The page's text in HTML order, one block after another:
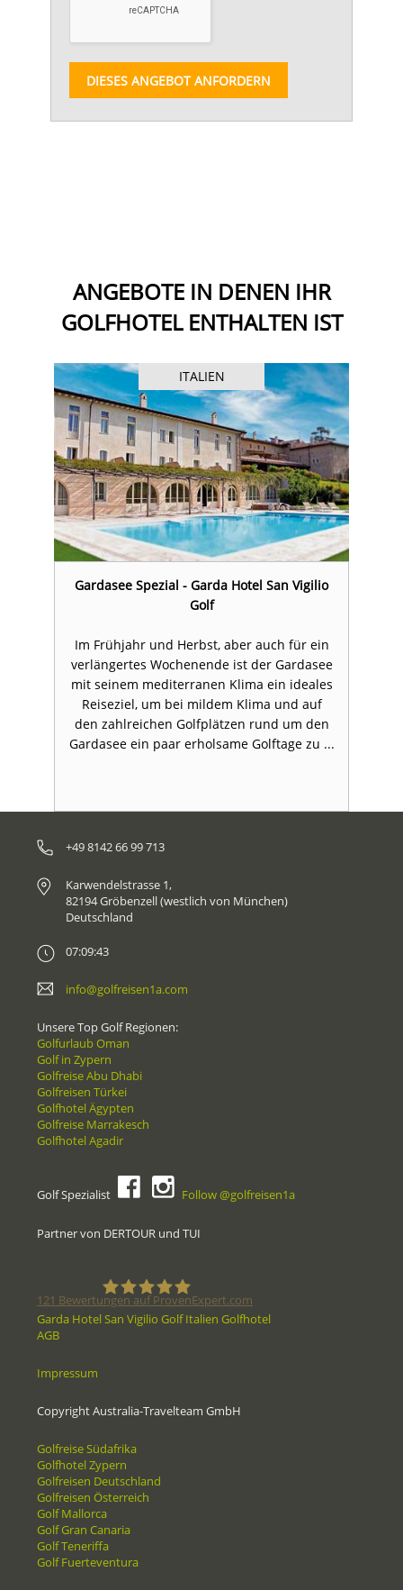
DIESES ANGEBOT ANFORDERN
ANGEBOTE IN DENEN IHR
GOLFHOTEL ENTHALTEN IST
ITALIEN
Gardasee Spezial - Garda Hotel San Vigilio
Golf
Im Frühjahr und Herbst, aber auch für ein
verlängertes Wochenende ist der Gardasee
mit seinem mediterranen Klima ein ideales
Reiseziel, um bei mildem Klima und auf
den zahlreichen Golfplätzen rund um den
Gardasee ein paar erholsame Golftage zu ...
+49 8142 66 99 713
Karwendelstrasse 1,
82194 Gröbenzell (westlich von München)
Deutschland
07:09:43
info@golfreisen1a.com
Unsere Top Golf Regionen:
Golfurlaub Oman
Golf in Zypern
Golfreise Abu Dhabi
Golfreisen Türkei
Golfhotel Ägypten
Golfreise Marrakesch
Golfhotel Agadir
Golf Spezialist Follow @golfreisen1a
Partner von DERTOUR und TUI
121 Bewertungen auf ProvenExpert.com
Garda Hotel San Vigilio Golf Italien Golfhotel
AGB
Impressum
Copyright Australia-Travelteam GmbH
Golfreise Südafrika
Golfhotel Zypern
Golfreisen Deutschland
Golfreisen Österreich
Golf Mallorca
Golf Gran Canaria
Golf Teneriffa
Golf Fuerteventura